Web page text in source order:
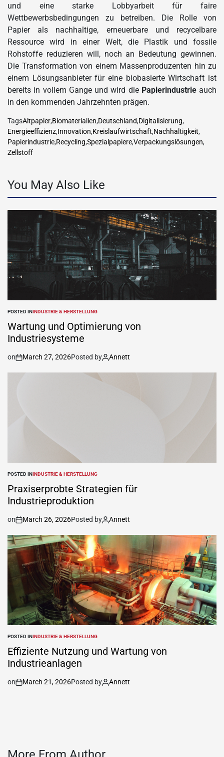
und eine starke Lobbyarbeit für faire
Wettbewerbsbedingungen zu betreiben. Die Rolle von
Papier als nachhaltige, erneuerbare und recycelbare
Ressource wird in einer Welt, die Plastik und fossile
Rohstoffe reduzieren will, noch an Bedeutung gewinnen.
Die Transformation von einem Massenproduzenten hin zu
einem Lösungsanbieter für eine biobasierte Wirtschaft ist
bereits in vollem Gange und wird die Papierindustrieauch
in den kommenden Jahrzehnten prägen.
TagsAltpapier,Biomaterialien,Deutschland,Digitalisierung,
Energieeffizienz,Innovation,Kreislaufwirtschaft,Nachhaltigkeit,
Papierindustrie,Recycling,Spezialpapiere,Verpackungslösungen,
Zellstoff
You May Also Like
POSTED ININDUSTRIE & HERSTELLUNG
Wartung und Optimierung von
Industriesysteme
on March 27, 2026Posted by Annett
POSTED ININDUSTRIE & HERSTELLUNG
Praxiserprobte Strategien für
Industrieproduktion
on March 26, 2026Posted by Annett
POSTED ININDUSTRIE & HERSTELLUNG
Effiziente Nutzung und Wartung von
Industrieanlagen
on March 21, 2026Posted by Annett